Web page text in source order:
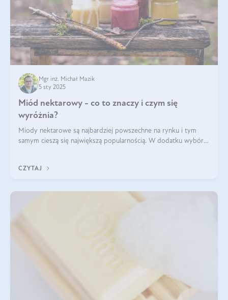
Mgr inż. Michał Mazik
5 sty 2025
Miód nektarowy - co to znaczy i czym się
wyróżnia?
Miody nektarowe są najbardziej powszechne na rynku i tym
samym cieszą się największą popularnością. W dodatku wybór
CZYTAJ